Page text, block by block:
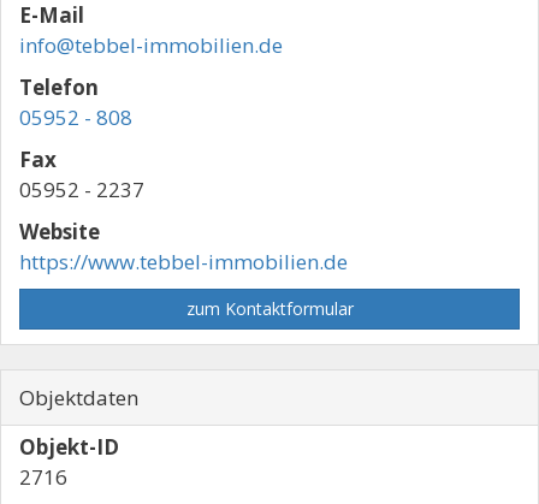
E-Mail
info@tebbel-immobilien.de
Telefon
05952 - 808
Fax
05952 - 2237
Website
https://www.tebbel-immobilien.de
zum Kontaktformular
Objektdaten
Objekt-ID
2716